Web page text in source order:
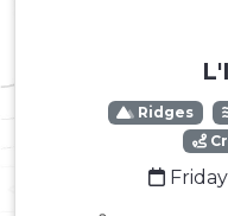
Ridges